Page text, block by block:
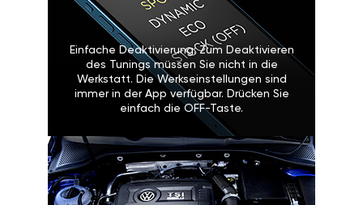
Einfache Deaktivierung: Zum Deaktivieren
des Tunings müssen Sie nicht in die
Werkstatt. Die Werkseinstellungen sind
immer in der App verfügbar. Drücken Sie
einfach die OFF-Taste.